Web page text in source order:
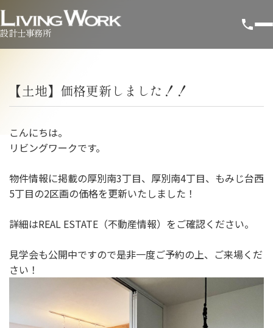
設計士事務所
【土地】価格更新しました！！
こんにちは。
リビングワークです。
物件情報に掲載の厚別南3丁目、厚別南4丁目、もみじ台西
5丁目の2区画の価格を更新いたしました！
詳細はREAL ESTATE（不動産情報）をご確認ください。
見学会も公開中ですので是非一度ご予約の上、ご来場くだ
さい！